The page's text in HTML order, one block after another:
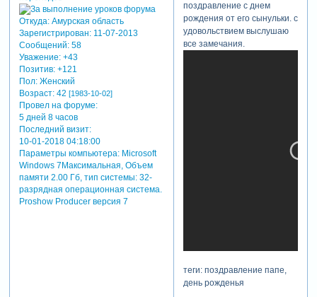
Откуда:Амурская область
Зарегистрирован: 11-07-2013
Сообщений:58
Уважение: +43
Позитив: +121
Пол:Женский
Возраст:42 [1983-10-02]
Провел на форуме:
5 дней 8 часов
Последний визит:
10-01-2018 04:18:00
Параметры компьютера:Microsoft
Windows 7Максимальная, Объем
памяти 2.00 Гб, тип системы: 32-
разрядная операционная система.
Proshow Producer версия 7
поздравление с днем
рождения от его сынульки. с
удовольствием выслушаю
все замечания.
теги: поздравление папе,
день рожденья